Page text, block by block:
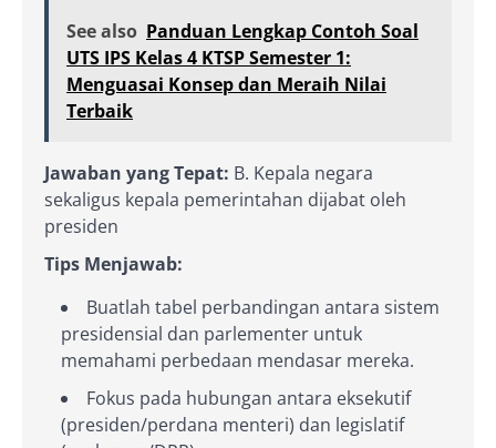
See also Panduan Lengkap Contoh Soal
UTS IPS Kelas 4 KTSP Semester 1:
Menguasai Konsep dan Meraih Nilai
Terbaik
Jawaban yang Tepat: B. Kepala negara
sekaligus kepala pemerintahan dijabat oleh
presiden
Tips Menjawab:
Buatlah tabel perbandingan antara sistem
presidensial dan parlementer untuk
memahami perbedaan mendasar mereka.
Fokus pada hubungan antara eksekutif
(presiden/perdana menteri) dan legislatif